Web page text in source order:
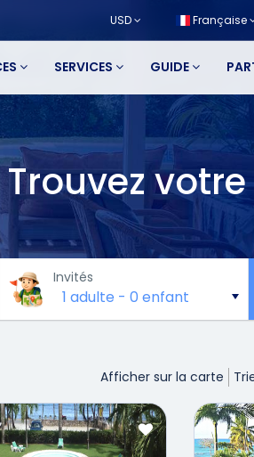
USD Française
SERVICES GUIDE
Trouvez
Invités
1 adulte - 0 enfant
Afficher sur la carte